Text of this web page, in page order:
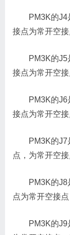
PM3K的J4
接点为常开空接
PM3K的J5
接点为常开空
PM3K的J6
接点为常开空接
PM3K的
点，为常开空
PM3K的
点为常开空接点
PM3K的